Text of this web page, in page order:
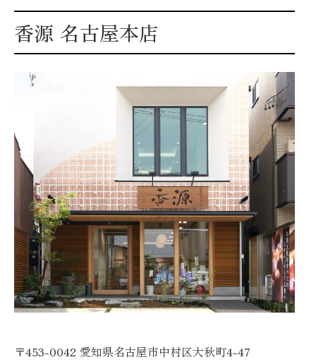
香源 名古屋本店
〒453-0042 愛知県名古屋市中村区大秋町4-47